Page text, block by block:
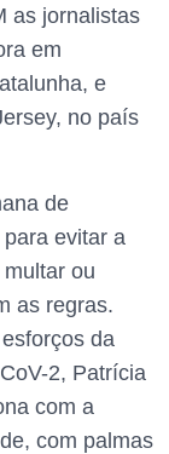
as jornalistas
em
e
no país
de
evitar a
ou
as regras.
da
2, Patrícia
com a
com palmas